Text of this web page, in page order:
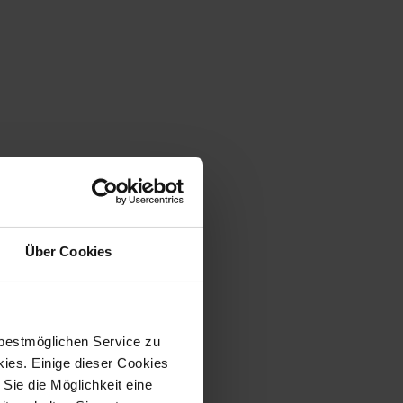
Über Cookies
Service zu
Einige dieser Cookies
die Möglichkeit eine
group, ein­schließ­lich al­ler
al­ler­hier­mit